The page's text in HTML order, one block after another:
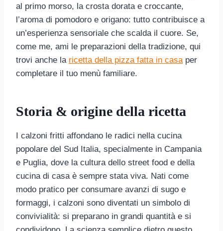
al primo morso, la crosta dorata e croccante,
l’aroma di pomodoro e origano: tutto contribuisce a
un’esperienza sensoriale che scalda il cuore. Se,
come me, ami le preparazioni della tradizione, qui
trovi anche la ricetta della pizza fatta in casa per
completare il tuo menù familiare.
Storia & origine della ricetta
I calzoni fritti affondano le radici nella cucina
popolare del Sud Italia, specialmente in Campania
e Puglia, dove la cultura dello street food e della
cucina di casa è sempre stata viva. Nati come
modo pratico per consumare avanzi di sugo e
formaggi, i calzoni sono diventati un simbolo di
convivialità: si preparano in grandi quantità e si